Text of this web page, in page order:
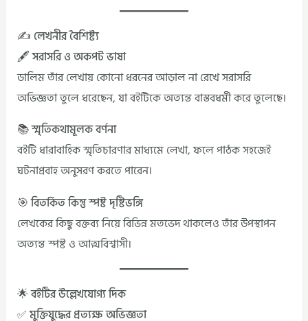
✍️ লেখনীর বৈশিষ্ট্য
🖋️ সরাসরি ও অকপট ভাষা
ডালিম তাঁর লেখায় কোনো ধরনের আড়াল না রেখে সরাসরি
অভিজ্ঞতা তুলে ধরেছেন, যা বইটিকে অত্যন্ত বাস্তবধর্মী করে তুলেছে।
📚 স্মৃতিকথামূলক বর্ণনা
বইটি ধারাবাহিক স্মৃতিচারণার মাধ্যমে লেখা, ফলে পাঠক সহজেই
ঘটনাপ্রবাহ অনুসরণ করতে পারেন।
🎯 বিতর্কিত কিন্তু স্পষ্ট দৃষ্টিভঙ্গি
লেখকের কিছু বক্তব্য নিয়ে বিভিন্ন মতভেদ থাকলেও তাঁর উপস্থাপন
অত্যন্ত স্পষ্ট ও আত্মবিশ্বাসী।
🌟 বইটির উল্লেখযোগ্য দিক
✅ মুক্তিযুদ্ধের প্রত্যক্ষ অভিজ্ঞতা